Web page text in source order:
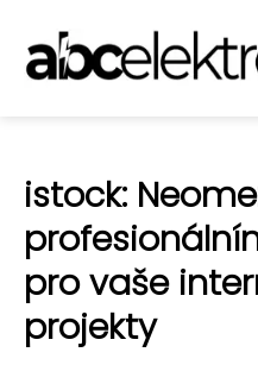
istock:
pro vaše
projekty